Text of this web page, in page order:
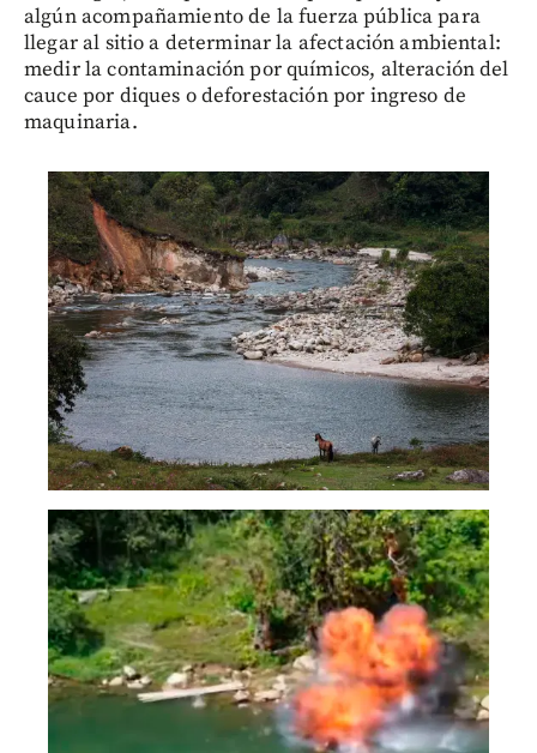
algún acompañamiento de la fuerza pública para
llegar al sitio a determinar la afectación ambiental:
medir la contaminación por químicos, alteración del
cauce por diques o deforestación por ingreso de
maquinaria.